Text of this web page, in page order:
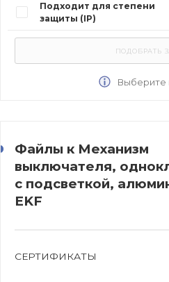
Подходит для степени
защиты (IP)
Выберите
Файлы к Механизм
выключателя,
с подсветкой,
EKF
СЕРТИФИКАТЫ